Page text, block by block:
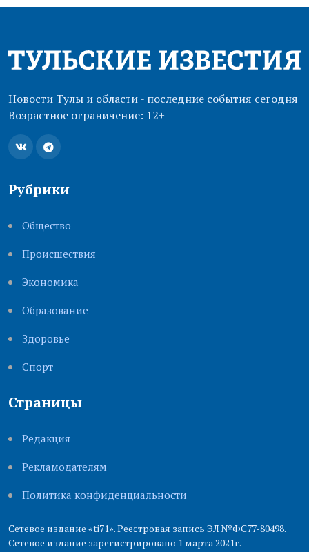
Новости Тулы и области - последние события сегодня
Возрастное ограничение: 12+
Рубрики
Общество
Происшествия
Экономика
Образование
Здоровье
Cпорт
Страницы
Редакция
Рекламодателям
Политика конфиденциальности
Сетевое издание «ti71». Реестровая запись ЭЛ №ФС77-80498.
Сетевое издание зарегистрировано 1 марта 2021г.